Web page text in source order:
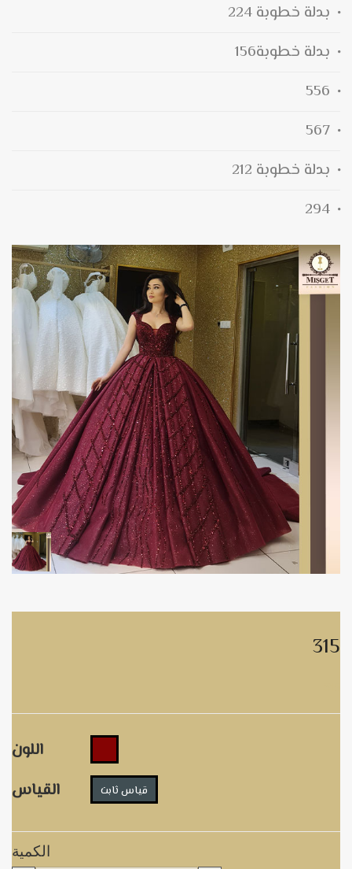
بدلة خطوبة 224
بدلة خطوبة156
556
567
بدلة خطوبة 212
294
315
اللون
القياس
قياس ثابت
الكمية